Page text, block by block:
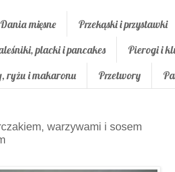
Dania mięsne Przekąski i przystawki
placki i pancakes Pierogi i
ryżu i makaronu Przetwory
warzywami i sosem